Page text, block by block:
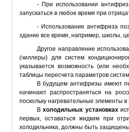
- При использовании
запускаться в любое время при
- Использование антифриза
здание все время, например, школы,
Другое направление
(чиллеры) для систем
указывается возможность (или
таблицы пересчета параметров
В будущем антифризы имеют
начинают распространяться на
поскольку нагревательные элементы
Вхолодильных установках
первых, оставаться жидким при
холодильника, должны быть